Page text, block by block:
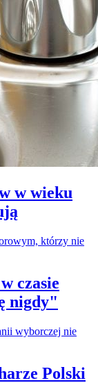
w wieku
czasie
nigdy"
Polski